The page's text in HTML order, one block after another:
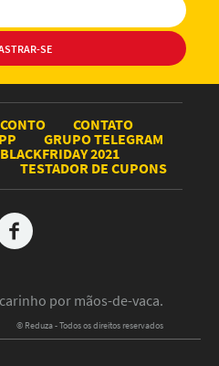
CONTATO
GRUPO TELEGRAM
BLACKFRIDAY 2021
TESTADOR DE CUPONS
por mãos-de-vaca.
© Reduza - Todos os direitos reservados